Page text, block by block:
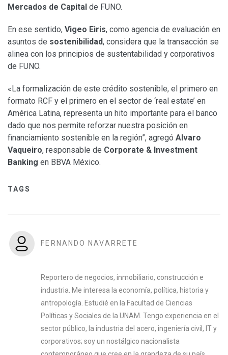
Mercados de Capital de FUNO.
En ese sentido, Vigeo Eiris, como agencia de evaluación en
asuntos de sostenibilidad, considera que la transacción se
alinea con los principios de sustentabilidad y corporativos
de FUNO.
«La formalización de este crédito sostenible, el primero en
formato RCF y el primero en el sector de ‘real estate’ en
América Latina, representa un hito importante para el banco
dado que nos permite reforzar nuestra posición en
financiamiento sostenible en la región”, agregó Alvaro
Vaqueiro, responsable de Corporate & Investment
Banking en BBVA México.
TAGS
FERNANDO NAVARRETE
Reportero de negocios, inmobiliario, construcción e
industria. Me interesa la economía, política, historia y
antropología. Estudié en la Facultad de Ciencias
Políticas y Sociales de la UNAM. Tengo experiencia en el
sector público, la industria del acero, ingeniería civil, IT y
corporativos; soy un nostálgico nacionalista